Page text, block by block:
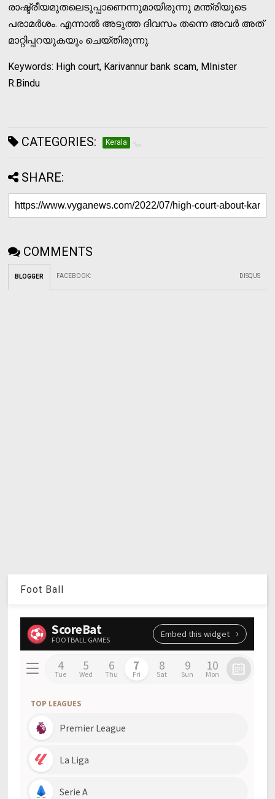
രാഷ്ട്രീയമുതലെടുപ്പാണെന്നുമായിരുന്നു മന്ത്രിയുടെ
പരാമര്‍ശം. എന്നാല്‍ അടുത്ത ദിവസം തന്നെ അവര്‍ അത്
മാറ്റിപ്പറയുകയും ചെയ്തിരുന്നു.
Keywords: High court, Karivannur bank scam, MInister
R.Bindu
CATEGORIES: Kerala
SHARE:
COMMENTS
BLOGGER FACEBOOK: DISQUS
Foot Ball